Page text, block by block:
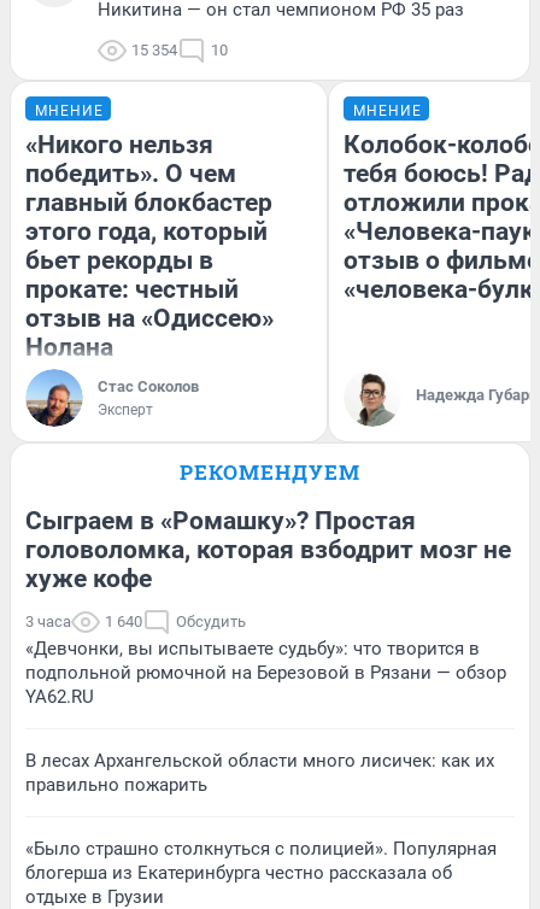
Никитина — он стал чемпионом РФ 35 раз
15 354 10
МНЕНИЕ
«Никого нельзя
победить». О чем
главный блокбастер
этого года, который
бьет рекорды в
прокате: честный
отзыв на «Одиссею»
Нолана
Стас Соколов
Эксперт
МНЕНИЕ
Колобок-
тебя боюсь!
отложили
«Человека-
отзыв о
«человека-
Надежда Губарь
РЕКОМЕНДУЕМ
Сыграем в «Ромашку»? Простая
головоломка, которая взбодрит мозг не
хуже кофе
3 часа 1 640 Обсудить
«Девчонки, вы испытываете судьбу»: что творится в
подпольной рюмочной на Березовой в Рязани — обзор
YA62.RU
В лесах Архангельской области много лисичек: как их
правильно пожарить
«Было страшно столкнуться с полицией». Популярная
блогерша из Екатеринбурга честно рассказала об
отдыхе в Грузии